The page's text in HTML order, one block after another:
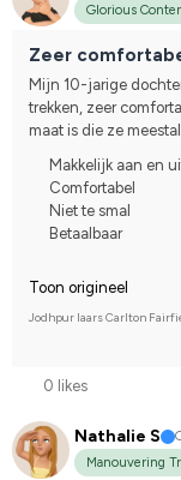
Glorious
Zeer
Mijn 10-jarige
trekken, zeer
maat is die ze
Makkelijk aan en
Comfortabel
Niet te smal
Betaalbaar
Toon origineel
Jodhpur laars Carlton
0 likes
Nathalie S
Manouvering